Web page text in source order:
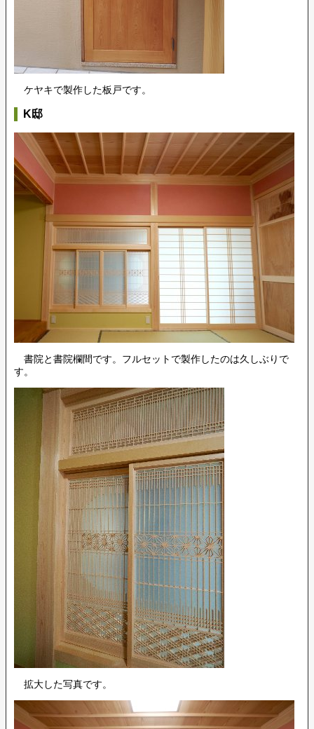
ケヤキで製作した板戸です。
K邸
書院と書院欄間です。フルセットで製作したのは久しぶりで
す。
拡大した写真です。